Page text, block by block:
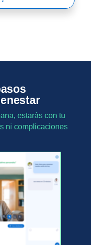
estarás con tu
ni complicaciones